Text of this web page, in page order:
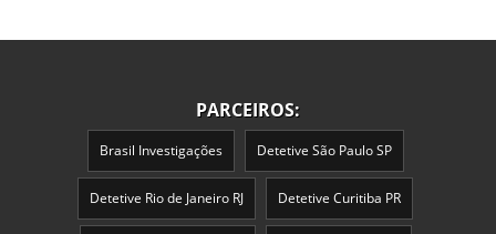
PARCEIROS:
Brasil Investigações Detetive São Paulo SP
Detetive Rio de Janeiro RJ Detetive Curitiba PR